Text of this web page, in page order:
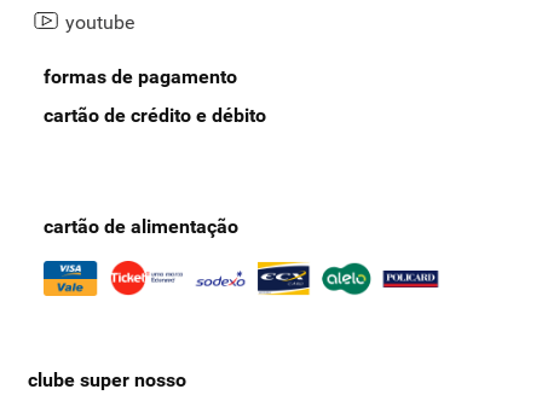
youtube
formas de pagamento
cartão de crédito e débito
cartão de alimentação
clube super nosso